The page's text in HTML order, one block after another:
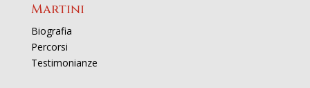
Martini
Biografia
Percorsi
Testimonianze